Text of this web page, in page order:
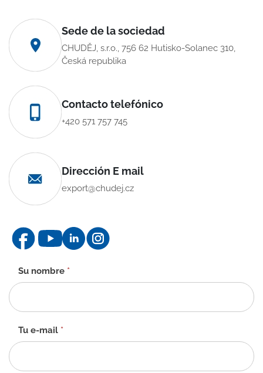
Sede de la sociedad
CHUDĚJ, s.r.o., 756 62 Hutisko-Solanec 310,
Česká republika
Contacto telefónico
+420 571 757 745
Dirección E mail
export@chudej.cz
Formulario
de
contacto
Su nombre *
Tu e-mail *